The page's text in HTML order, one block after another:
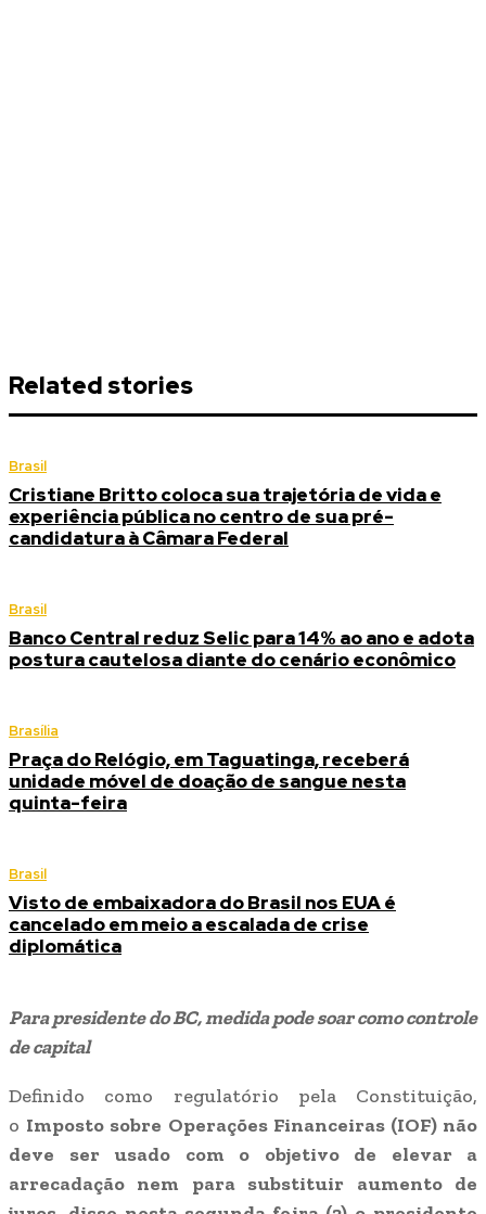
Related stories
Brasil
Cristiane Britto coloca sua trajetória de vida e
experiência pública no centro de sua pré-
candidatura à Câmara Federal
Brasil
Banco Central reduz Selic para 14% ao ano e adota
postura cautelosa diante do cenário econômico
Brasília
Praça do Relógio, em Taguatinga, receberá
unidade móvel de doação de sangue nesta
quinta-feira
Brasil
Visto de embaixadora do Brasil nos EUA é
cancelado em meio a escalada de crise
diplomática
Para presidente do BC, medida pode soar como controle
de capital
Definido como regulatório pela Constituição,
o Imposto sobre Operações Financeiras (IOF) não
deve ser usado com o objetivo de elevar a
arrecadação nem para substituir aumento de